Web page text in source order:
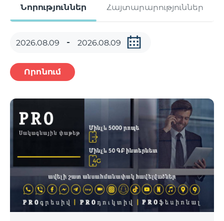
Նորություններ Հայտարարություններ
Որոնում